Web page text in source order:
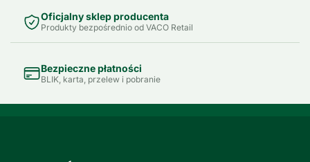
Oficjalny sklep producenta
Produkty bezpośrednio od VACO Retail
Bezpieczne płatności
BLIK, karta, przelew i pobranie